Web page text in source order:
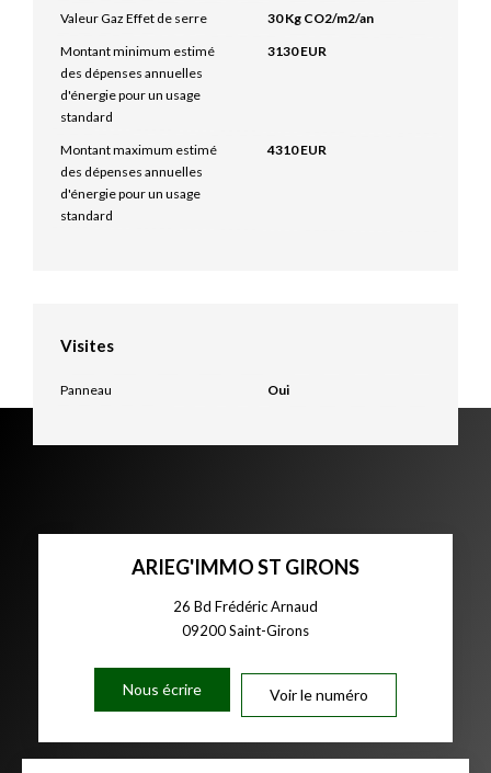
Valeur Gaz Effet de serre
30 Kg CO2/m2/an
Montant minimum estimé
des dépenses annuelles
d'énergie pour un usage
standard
3130 EUR
Montant maximum estimé
des dépenses annuelles
d'énergie pour un usage
standard
4310 EUR
Visites
Panneau Oui
ARIEG'IMMO ST GIRONS
26 Bd Frédéric Arnaud
09200Saint-Girons
Nous écrire Voir le numéro